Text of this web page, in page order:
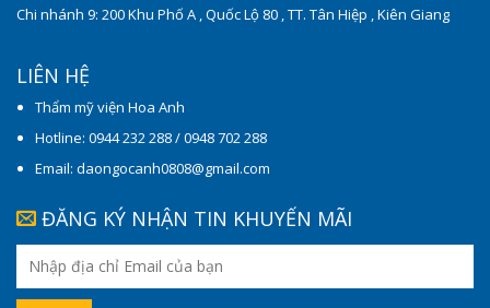
Chi nhánh 9: 200 Khu Phố A , Quốc Lộ 80 , TT. Tân Hiệp , Kiên Giang
LIÊN HỆ
Thẩm mỹ viện Hoa Anh
Hotline: 0944 232 288 / 0948 702 288
Email: daongocanh0808@gmail.com
ĐĂNG KÝ NHẬN TIN KHUYẾN MÃI